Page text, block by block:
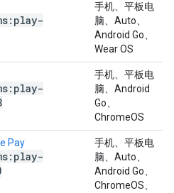
手机、平板电
脑、Auto、
Android Go、
Wear OS
手机、平板电
脑、Android
Go、
ChromeOS
Pay
手机、平板电
脑、Auto、
Android Go、
ChromeOS、